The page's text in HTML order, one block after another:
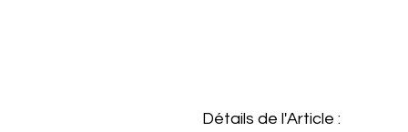
Détails de l'Article :